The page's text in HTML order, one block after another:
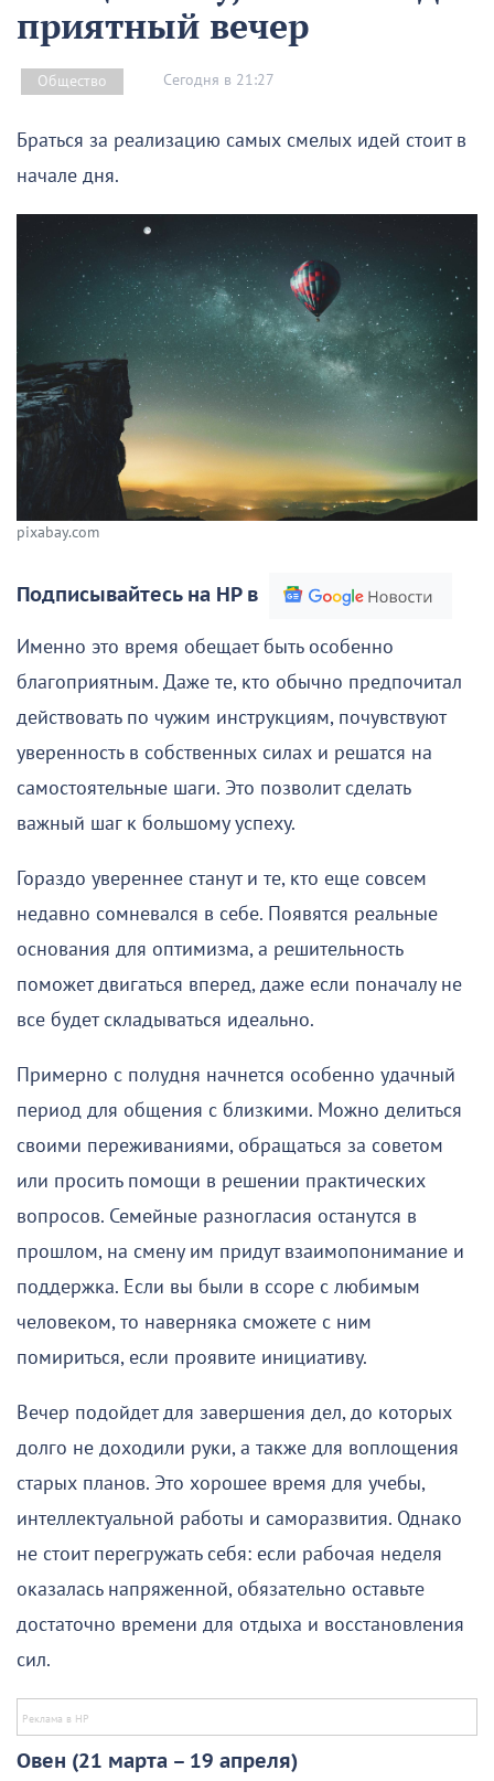
приятный вечер
Общество Сегодня в 21:27
Браться за реализацию самых смелых идей стоит в
начале дня.
pixabay.com
Подписывайтесь на НР в
Именно это время обещает быть особенно
благоприятным. Даже те, кто обычно предпочитал
действовать по чужим инструкциям, почувствуют
уверенность в собственных силах и решатся на
самостоятельные шаги. Это позволит сделать
важный шаг к большому успеху.
Гораздо увереннее станут и те, кто еще совсем
недавно сомневался в себе. Появятся реальные
основания для оптимизма, а решительность
поможет двигаться вперед, даже если поначалу не
все будет складываться идеально.
Примерно с полудня начнется особенно удачный
период для общения с близкими. Можно делиться
своими переживаниями, обращаться за советом
или просить помощи в решении практических
вопросов. Семейные разногласия останутся в
прошлом, на смену им придут взаимопонимание и
поддержка. Если вы были в ссоре с любимым
человеком, то наверняка сможете с ним
помириться, если проявите инициативу.
Вечер подойдет для завершения дел, до которых
долго не доходили руки, а также для воплощения
старых планов. Это хорошее время для учебы,
интеллектуальной работы и саморазвития. Однако
не стоит перегружать себя: если рабочая неделя
оказалась напряженной, обязательно оставьте
достаточно времени для отдыха и восстановления
сил.
Овен (21 марта – 19 апреля)